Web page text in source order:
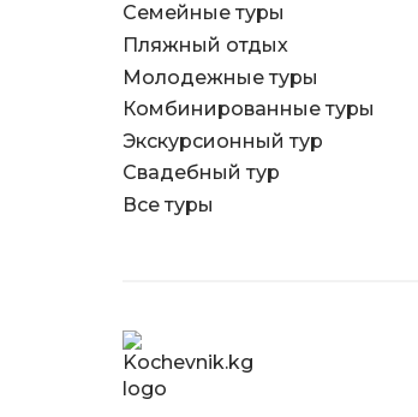
Семейные туры
Пляжный отдых
Молодежные туры
Комбинированные туры
Экскурсионный тур
Свадебный тур
Все туры